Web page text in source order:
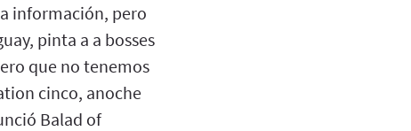
información, pero
pinta a a bosses
que no tenemos
cinco, anoche
Balad of